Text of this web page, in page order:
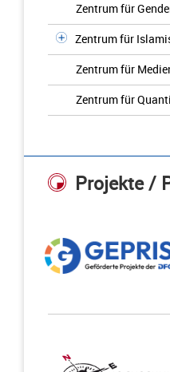
Zentrum für
Zentrum für
Zentrum für
Zentrum für
Projekte /